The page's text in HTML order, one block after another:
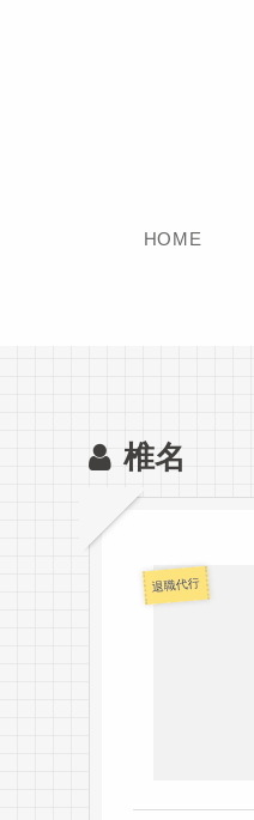
HOME
椎名
退職代行